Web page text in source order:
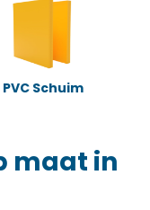
PVC Schuim
maat in